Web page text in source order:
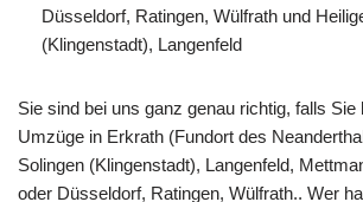
Düsseldorf, Ratingen, Wülfrath und
(Klingenstadt), Langenfeld
Sie sind bei uns ganz genau richtig, falls Sie
Umzüge in Erkrath (Fundort des
Solingen (Klingenstadt), Langenfeld,
oder Düsseldorf, Ratingen, Wülfrath.. Wer